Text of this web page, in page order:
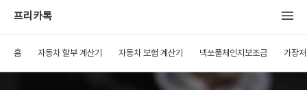
프리카톡
홈 자동차 할부 계산기 자동차 보험 계산기 넥쏘풀체인지보조금 가장